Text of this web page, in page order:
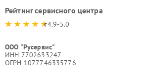
Рейтинг сервисного центра
4.9-5.0
ООО "Русервис"
ИНН 7702633247
ОГРН 1077746335776